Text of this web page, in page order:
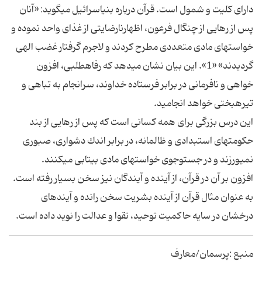
داراى كليت و شمول است. قرآن درباره بنى‏اسرائيل مى‏گويد: «آنان
پس از رهايى از چنگال فرعون، اظهارنارضايتى از غذاى واحد نموده و
خواست‏هاى مادى متعددى مطرح كردند و لاجرم گرفتار غضب الهى
گرديدند» «1». اين بيان نشان مى‏دهد كه رفاه‏طلبى، افزون
خواهى و نافرمانى در برابر فرستاده خداوند، سرانجام به تباهى و
تيره‏بختى خواهد انجاميد.
اين درس بزرگى براى همه كسانى است كه پس از رهايى از بند
حكومت‏هاى استبدادى و ظالمانه، در برابر اندك دشوارى، صبورى
نمى‏ورزند و در جست‏وجوى خواست‏هاى مادى بى‏تابى مى‏كنند.
افزون بر آن در قرآن، از آينده و آيندگان نيز سخن بسيار رفته است.
به عنوان مثال قرآن از آينده بشريت سخن رانده و آينده‏اى
درخشان در سايه حاكميت توحيد، تقوا و عدالت را نويد داده است.
منبع :پرسمان/معارف